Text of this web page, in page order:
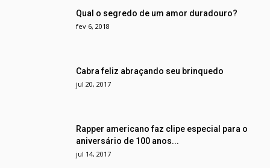
Qual o segredo de um amor duradouro?
fev 6, 2018
Cabra feliz abraçando seu brinquedo
jul 20, 2017
Rapper americano faz clipe especial para o
aniversário de 100 anos...
jul 14, 2017